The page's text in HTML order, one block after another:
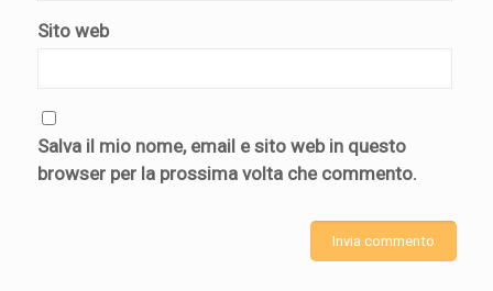
Sito web
Salva il mio nome, email e sito web in questo
browser per la prossima volta che commento.